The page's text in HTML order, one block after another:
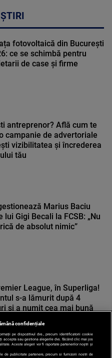
fotovoltaică din București
ce se schimbă pentru
de case și firme
antreprenor? Află cum te
campanie de advertoriale
vizibilitatea și încrederea
tău
Marius Baciu
lui Gigi Becali la FCSB: „Nu
de absolut nimic”
League, în Superliga!
s-a lămurit după 4
și a numit cea mai bună
confidențiale
pe dispozitivul dvs., precum identificatorii cookie
accepta sau gestiona alegerile dvs. făcând clic mai jos
Aceste alegeri vor fi raportate partenerilor noștri și
de publicitate partenere, precum si furnizorii nostri de